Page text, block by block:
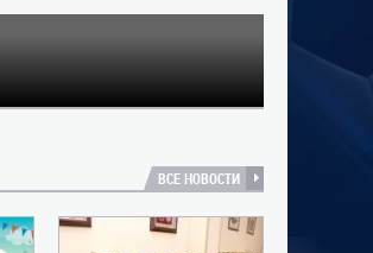
ВСЕ НОВОСТИ